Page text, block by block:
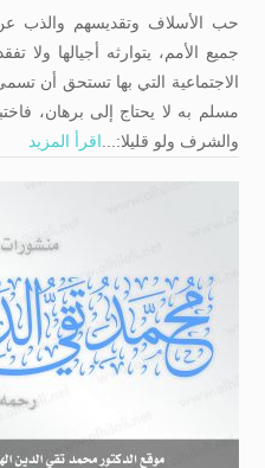
حب الأسلاف وتقديسهم والذب
جميع الأمم، يتوارثه أجيالها
الاجتماعية التي بها تستحق أن
مسلم به لا يحتاج إلى برهان،
والشرف ولو قليلا:...اقرأ المزيد